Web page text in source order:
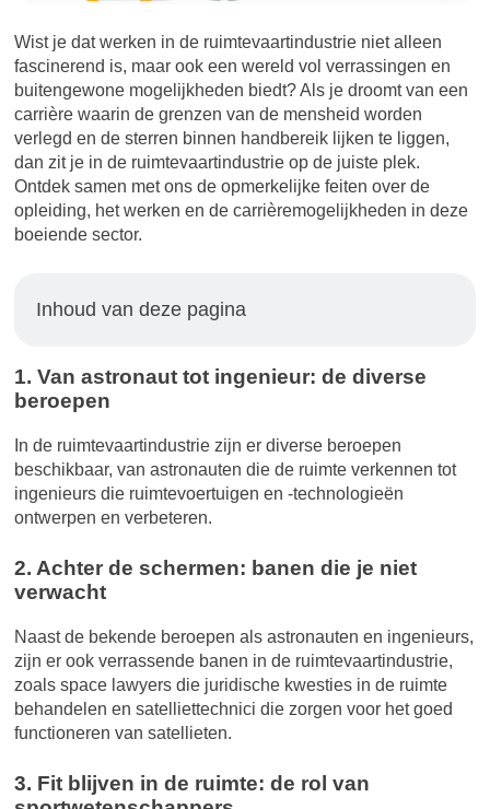
Wist je dat werken in de ruimtevaartindustrie niet alleen
fascinerend is, maar ook een wereld vol verrassingen en
buitengewone mogelijkheden biedt? Als je droomt van een
carrière waarin de grenzen van de mensheid worden
verlegd en de sterren binnen handbereik lijken te liggen,
dan zit je in de ruimtevaartindustrie op de juiste plek.
Ontdek samen met ons de opmerkelijke feiten over de
opleiding, het werken en de carrièremogelijkheden in deze
boeiende sector.
Inhoud van deze pagina
1. Van astronaut tot ingenieur: de diverse
beroepen
In de ruimtevaartindustrie zijn er diverse beroepen
beschikbaar, van astronauten die de ruimte verkennen tot
ingenieurs die ruimtevoertuigen en -technologieën
ontwerpen en verbeteren.
2. Achter de schermen: banen die je niet
verwacht
Naast de bekende beroepen als astronauten en ingenieurs,
zijn er ook verrassende banen in de ruimtevaartindustrie,
zoals space lawyers die juridische kwesties in de ruimte
behandelen en satelliettechnici die zorgen voor het goed
functioneren van satellieten.
3. Fit blijven in de ruimte: de rol van